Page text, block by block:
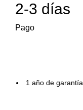
2-3 días
Pago
1 año de garantía